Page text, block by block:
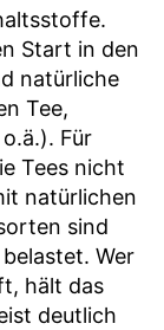
Start in den
natürliche
Tee,
Für
Tees nicht
natürlichen
sind
Wer
hält das
deutlich